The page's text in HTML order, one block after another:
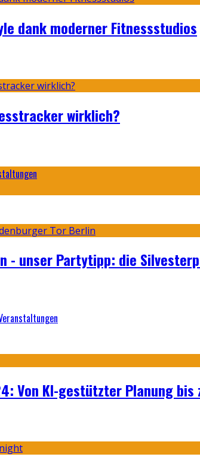
dank moderner Fitnessstudios
wirklich?
- unser Partytipp: die
Von KI-gestützter Planung bis